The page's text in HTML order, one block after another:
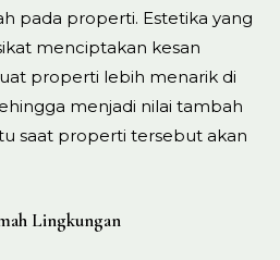
pada properti. Estetika yang
menciptakan kesan
properti lebih menarik di
menjadi nilai tambah
saat properti tersebut akan
Lingkungan